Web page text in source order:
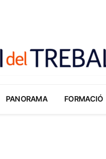
PANORAMA FORMACIÓ